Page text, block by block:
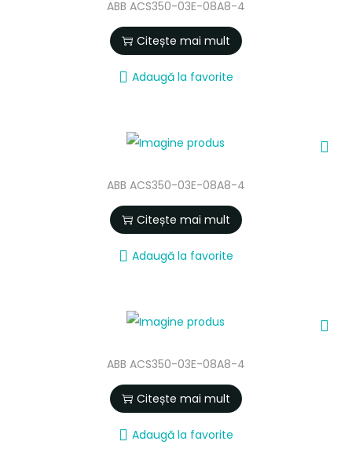
ABB ACS350-03E-08A8-4
Citește mai mult
Adaugă la favorite
ABB ACS350-03E-08A8-4
Citește mai mult
Adaugă la favorite
ABB ACS350-03E-08A8-4
Citește mai mult
Adaugă la favorite